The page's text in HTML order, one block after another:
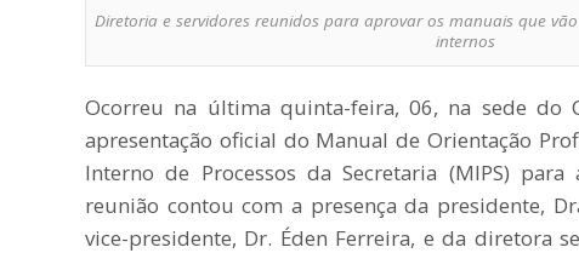
Diretoria e servidores reunidos para aprovar os manuais que
internos
Ocorreu na última quinta-feira, 06, na sede do
apresentação oficial do Manual de Orientação
Interno de Processos da Secretaria (MIPS)
reunião contou com a presença da presidente,
vice-presidente, Dr. Éden Ferreira, e da diretora